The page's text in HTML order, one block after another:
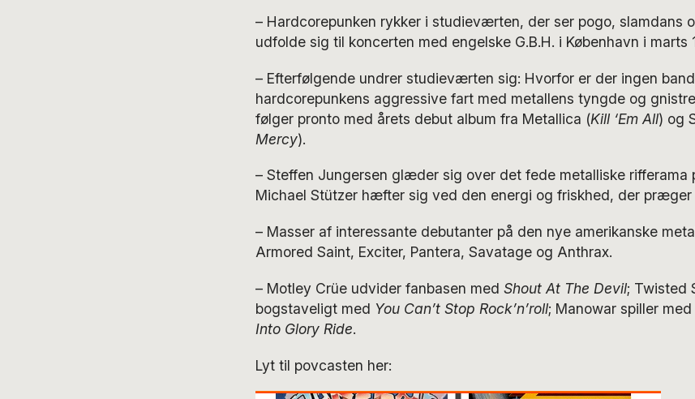
– Hardcorepunken rykker i studieværten, der ser pogo, slamdans
udfolde sig til koncerten med engelske G.B.H. i København i marts
– Efterfølgende undrer studieværten sig: Hvorfor er der ingen
hardcorepunkens aggressive fart med metallens tyngde og
følger pronto med årets debut album fra Metallica (Kill ‘Em All) og
Mercy).
– Steffen Jungersen glæder sig over det fede metalliske rifferama
Michael Stützer hæfter sig ved den energi og friskhed, der præger
– Masser af interessante debutanter på den nye amerikanske
Armored Saint, Exciter, Pantera, Savatage og Anthrax.
– Motley Crüe udvider fanbasen med Shout At The Devil; Twisted
bogstaveligt med You Can’t Stop Rock’n’roll; Manowar spiller
Into Glory Ride.
Lyt til povcasten her: